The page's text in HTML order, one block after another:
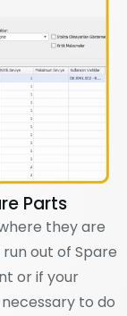
Parts
they are
run out of Spare
or if your
to do